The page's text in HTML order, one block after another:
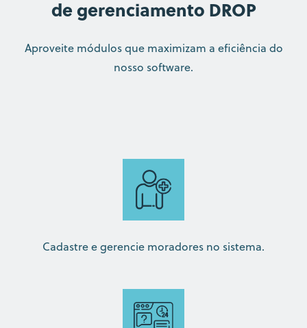
de gerenciamento DROP
Aproveite módulos que maximizam a eficiência do
nosso software.
Cadastre e gerencie moradores no sistema.